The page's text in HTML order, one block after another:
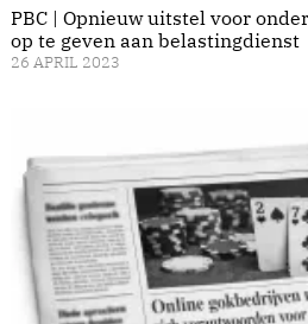
PBC | Opnieuw uitstel voor
op te geven aan belastingdienst
26 APRIL 2023